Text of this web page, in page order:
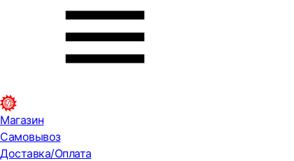
Магазин
Самовывоз
Доставка/Оплата